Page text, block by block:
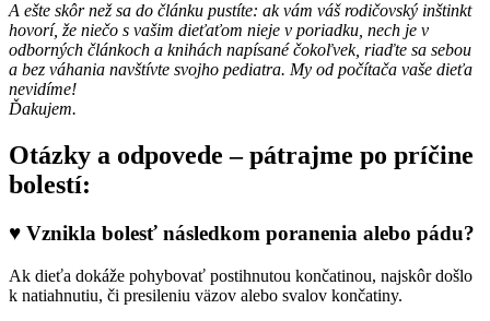
A ešte skôr než sa do článku pustíte: ak vám váš rodičovský inštinkt
hovorí, že niečo s vašim dieťaťom nieje v poriadku, nech je v
odborných článkoch a knihách napísané čokoľvek, riaďte sa sebou
a bez váhania navštívte svojho pediatra. My od počítača vaše dieťa
nevidíme!
Ďakujem.
Otázky a odpovede – pátrajme po príčine
bolestí:
♥ Vznikla bolesť následkom poranenia alebo pádu?
Ak dieťa dokáže pohybovať postihnutou končatinou, najskôr došlo
k natiahnutiu, či presileniu väzov alebo svalov končatiny.